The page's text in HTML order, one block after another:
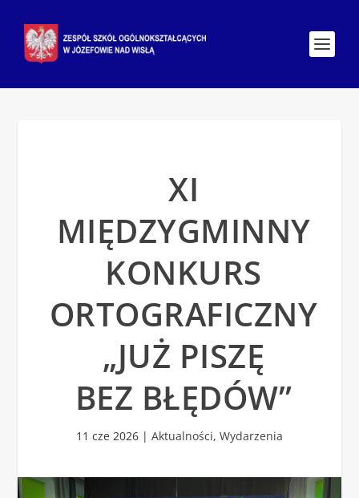
XI
MIĘDZYGMINNY
KONKURS
ORTOGRAFICZNY
„JUŻ PISZĘ
BEZ BŁĘDÓW”
11 cze 2026 | Aktualności, Wydarzenia